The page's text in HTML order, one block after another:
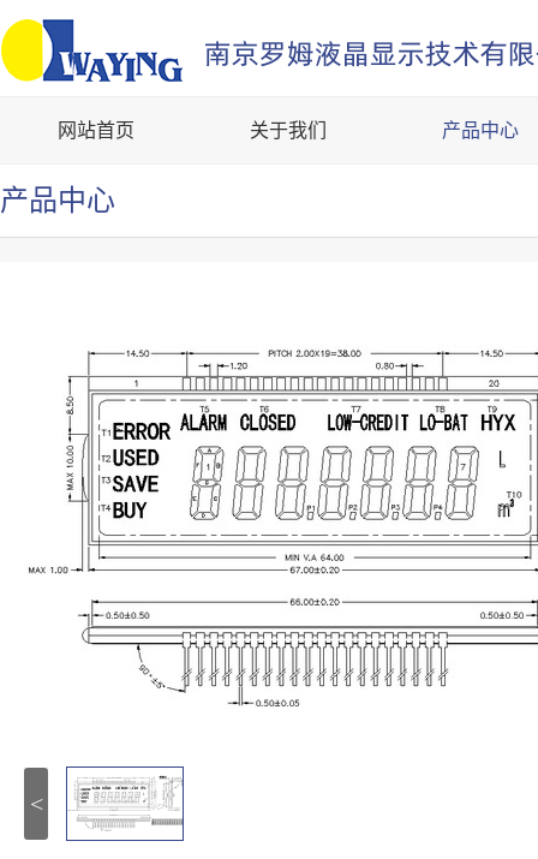
网站首页 关于我们 产品中心
产品中心
<